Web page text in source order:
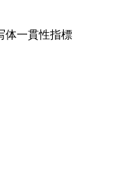
体一貫性指標